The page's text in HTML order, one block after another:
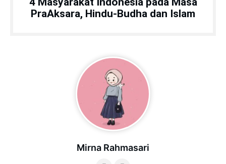
PraAksara, Hindu-Budha dan Islam
Mirna Rahmasari